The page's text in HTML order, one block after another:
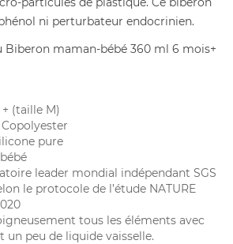
ni perturbateur endocrinien.
Biberon maman-bébé 360 ml 6 mois+
(taille M)
pure
leader mondial indépendant SGS
le protocole de l’étude NATURE
tous les éléments avec
un peu de liquide vaisselle.